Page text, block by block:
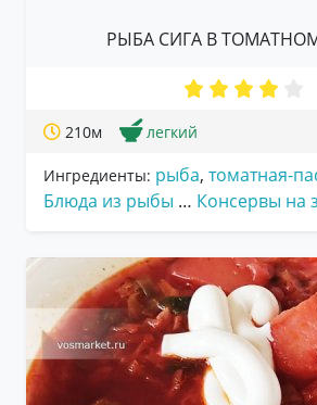
РЫБА СИГА В
210м легкий
Ингредиенты: рыба, томатная-
Блюда из рыбы … Консервы на